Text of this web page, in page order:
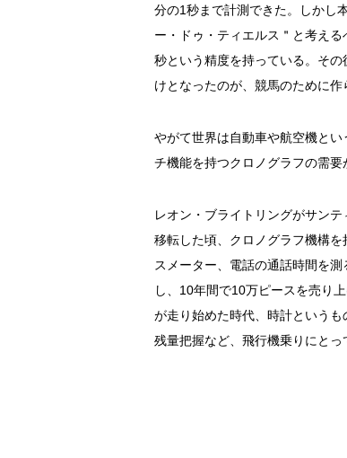
分の1秒まで計測できた。しかし
ー・ドゥ・ティエルス＂と考え
秒という精度を持っている。そ
けとなったのが、競馬のために作
やがて世界は自動車や航空機と
チ機能を持つクロノグラフの需要
レオン・ブライトリングがサン
移転した頃、クロノグラフ機構
スメーター、電話の通話時間を
し、10年間で10万ピースを売り
が走り始めた時代、時計という
残量把握など、飛行機乗りにとっ